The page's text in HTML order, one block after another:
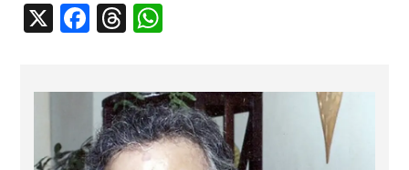
X Facebook
Threads